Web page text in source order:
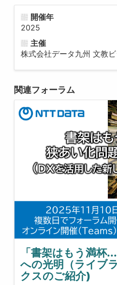
開催年
2025
主催
株式会社データ九州 文教
関連フォーラム
「書架はもう満杯
への光明（ライブ
クスのご紹介)